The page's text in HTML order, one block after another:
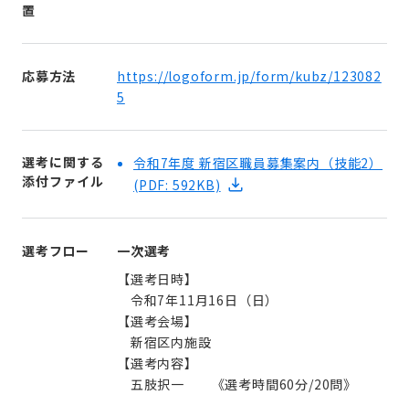
置
応募方法
https://logoform.jp/form/kubz/123082
5
選考に関する
添付ファイル
令和7年度 新宿区職員募集案内（技能2）
(PDF: 592KB)
選考フロー
一次選考
【選考日時】
令和7年11月16日（日）
【選考会場】
新宿区内施設
【選考内容】
五肢択一 《選考時間60分/20問》